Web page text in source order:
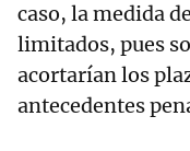
caso, la medida
limitados, pues
acortarían los
antecedentes